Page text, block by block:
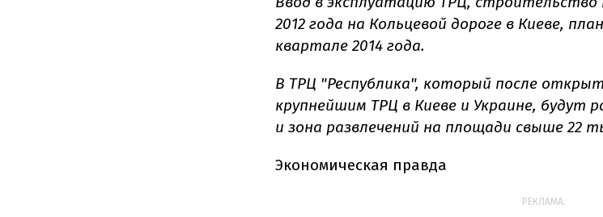
2012 года на Кольцевой дороге в Киеве,
квартале 2014 года.
В ТРЦ "Республика", который после
крупнейшим ТРЦ в Киеве и Украине, будут
и зона развлечений на площади свыше 22
Экономическая правда
РЕКЛАМА: